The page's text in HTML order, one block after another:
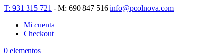
T: 931 315 721 - M: 690 847 516 info@poolnova.com
Mi cuenta
Checkout
0 elementos